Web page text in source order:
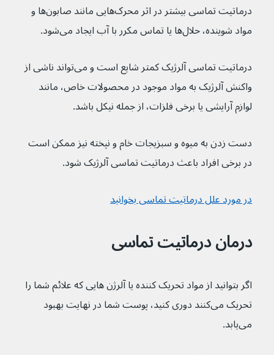
درماتیت تماسی بیشتر در اثر محرک‌هایی مانند صابون‌ها و
مواد شوینده، حلال‌ها یا تماس مکرر با آب ایجاد می‌شود.
درماتیت تماسی آلرژیک کمتر شایع است و می‌تواند ناشی از
واکنش آلرژیک به مواد موجود در محصولات خاص، مانند
لوازم آرایشی یا برخی فلزات، از جمله نیکل باشد.
دست زدن به میوه و سبزیجات خام و نپخته نیز ممکن است
در برخی افراد باعث درماتیت تماسی آلرژیک شود.
در مورد علل درماتیت تماسی بخوانید
درمان درماتیت تماسی
اگر بتوانید از مواد تحریک کننده یا آلرژن هایی که علائم شما را
تحریک می‌کنند دوری کنید، پوست شما در نهایت بهبود
می‌یابد.